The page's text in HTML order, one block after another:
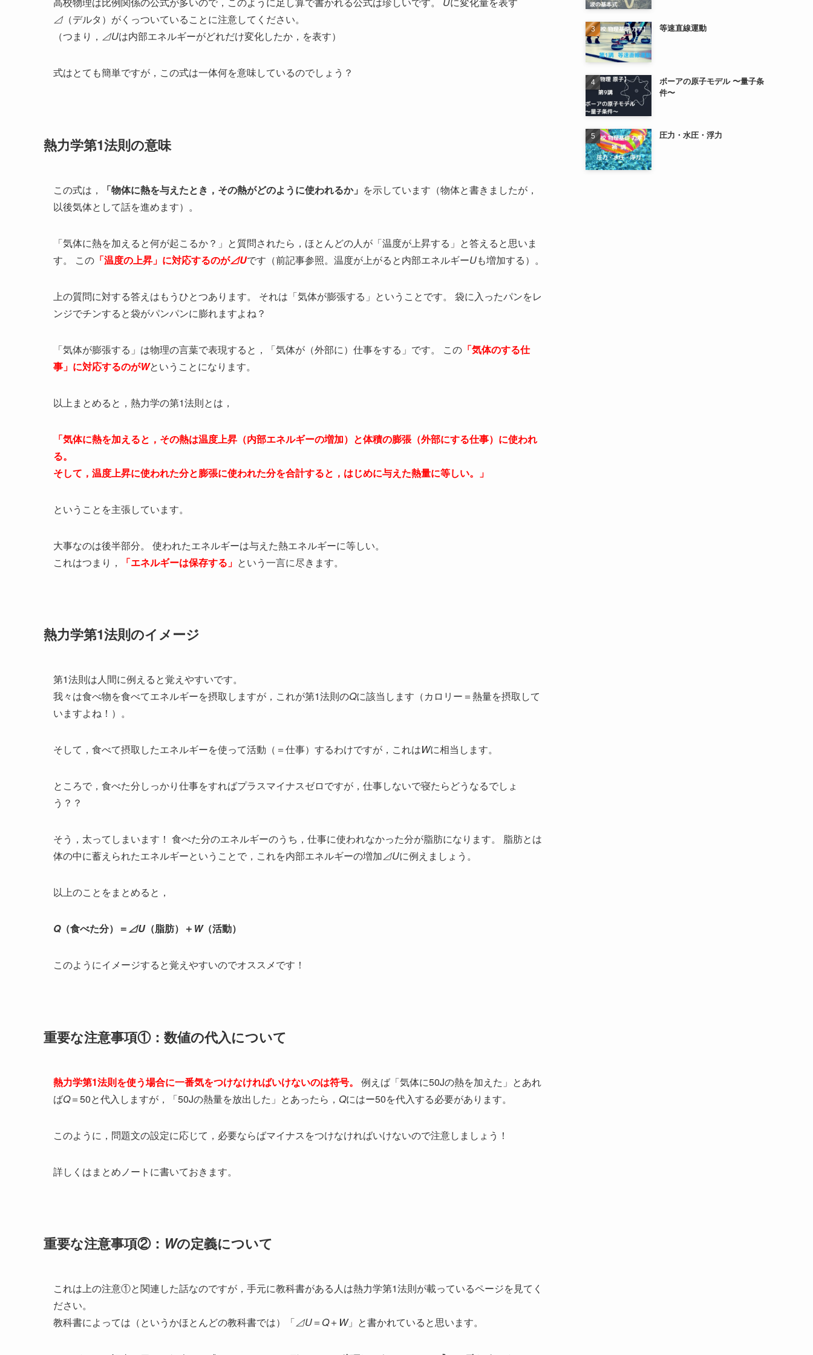
⊿（デルタ）がくっついていることに注意してください。
（つまり， ⊿Uは内部エネルギーがどれだけ変化したか，を表す）
式はとても簡単ですが，この式は一体何を意味しているのでしょう？
熱力学第1法則の意味
この式は， 「物体に熱を与えたとき，その熱がどのように使われるか」 を示しています（物体と書きましたが，
以後気体として話を進めます）。
「気体に熱を加えると何が起こるか？」と質問されたら，ほとんどの人が「温度が上昇する」と答えると思いま
す。 この 「温度の上昇」に対応するのが⊿Uです（前記事参照。温度が上がると内部エネルギーUも増加する）。
上の質問に対する答えはもうひとつあります。 それは「気体が膨張する」ということです。 袋に入ったパンをレ
ンジでチンすると袋がパンパンに膨れますよね？
「気体が膨張する」は物理の言葉で表現すると，「気体が（外部に）仕事をする」です。 この 「気体のする仕
事」に対応するのがWということになります。
以上まとめると，熱力学の第1法則とは，
「気体に熱を加えると，その熱は温度上昇（内部エネルギーの増加）と体積の膨張（外部にする仕事）に使われ
る。
そして，温度上昇に使われた分と膨張に使われた分を合計すると，はじめに与えた熱量に等しい。」
ということを主張しています。
大事なのは後半部分。 使われたエネルギーは与えた熱エネルギーに等しい。
これはつまり，
「エネルギーは保存する」 という一言に尽きます。
熱力学第1法則のイメージ
第1法則は人間に例えると覚えやすいです。
我々は食べ物を食べてエネルギーを摂取しますが，これが第1法則のQに該当します（カロリー＝熱量を摂取して
いますよね！）。
そして，食べて摂取したエネルギーを使って活動（＝仕事）するわけですが，これはWに相当します。
ところで，食べた分しっかり仕事をすればプラスマイナスゼロですが，仕事しないで寝たらどうなるでしょ
う？？
そう，太ってしまいます！ 食べた分のエネルギーのうち，仕事に使われなかった分が脂肪になります。 脂肪とは
体の中に蓄えられたエネルギーということで，これを内部エネルギーの増加⊿Uに例えましょう。
以上のことをまとめると，
Q（食べた分）＝⊿U（脂肪）＋ W（活動）
このようにイメージすると覚えやすいのでオススメです！
重要な注意事項①：数値の代入について
熱力学第1法則を使う場合に一番気をつけなければいけないのは符号。 例えば「気体に50Jの熱を加えた」とあれ
ばQ＝50と代入しますが，「50Jの熱量を放出した」とあったら， Qにはー50を代入する必要があります。
このように，問題文の設定に応じて，必要ならばマイナスをつけなければいけないので注意しましょう！
詳しくはまとめノートに書いておきます。
重要な注意事項②： Wの定義について
これは上の注意①と関連した話なのですが，手元に教科書がある人は熱力学第1法則が載っているページを見てく
ださい。
教科書によっては（というかほとんどの教科書では）「⊿U＝ Q＋ W」と書かれていると思います。
等速直線運動
ボーアの原子モデル 〜量子条
件〜
圧力・水圧・浮力